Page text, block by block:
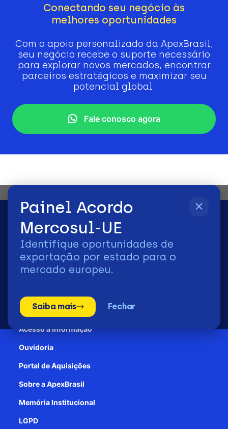
Conectando seu negócio às
melhores oportunidades
Com o apoio personalizado da ApexBrasil,
seu negócio recebe o suporte necessário
para explorar novos mercados, encontrar
parceiros estratégicos e maximizar seu
potencial global.
Fale conosco agora
Painel Acordo
Mercosul-UE
Identifique oportunidades de
exportação por estado para o
mercado europeu.
Saiba mais Fechar
2026 | © Todos os Direitos Reservados - ApexBrasil
Patrocínio
Acesso à informação
Ouvidoria
Portal de Aquisições
Sobre a ApexBrasil
Memória Institucional
LGPD